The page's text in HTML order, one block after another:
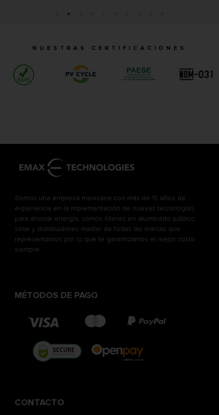
NUESTRAS CERTIFICACIONES
Somos una empresa mexicana con más de 15 años de
experiencia en la implementación de nuevas tecnologías
para ahorrar energía, somos líderes en alumbrado público
solar y distribuidores master de todas las marcas que
representamos por lo que te garantizamos el mejor costo
siempre.
MÉTODOS DE PAGO
CONTACTO